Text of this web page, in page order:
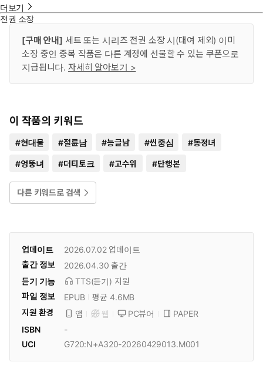
더보기
전권 소장
[구매 안내] 세트 또는 시리즈 전권 소장 시(대여 제외) 이미
소장 중인 중복 작품은 다른 계정에 선물할 수 있는 쿠폰으로
지급됩니다. 자세히 알아보기 >
이 작품의 키워드
#현대물 #절륜남 #능글남 #씬중심 #동정녀
#엉뚱녀 #더티토크 #고수위 #단행본
다른 키워드로 검색
업데이트 2026.07.02업데이트
출간 정보
2026.04.30 출간
듣기 기능
TTS(듣기) 지원
파일 정보
EPUB
평균 4.6MB
지원 환경
앱 웹 PC뷰어
PAPER
ISBN
-
UCI
G720:N+A320-20260429013.M001